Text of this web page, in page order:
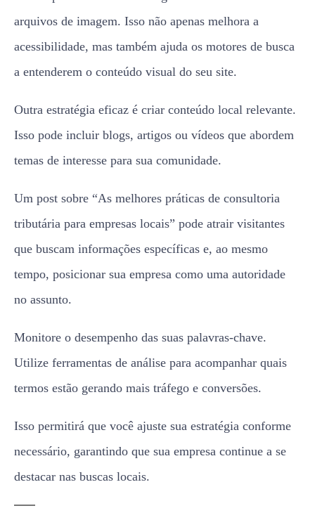
arquivos de imagem. Isso não apenas melhora a
acessibilidade, mas também ajuda os motores de busca
a entenderem o conteúdo visual do seu site.
Outra estratégia eficaz é criar conteúdo local relevante.
Isso pode incluir blogs, artigos ou vídeos que abordem
temas de interesse para sua comunidade.
Um post sobre “As melhores práticas de consultoria
tributária para empresas locais” pode atrair visitantes
que buscam informações específicas e, ao mesmo
tempo, posicionar sua empresa como uma autoridade
no assunto.
Monitore o desempenho das suas palavras-chave.
Utilize ferramentas de análise para acompanhar quais
termos estão gerando mais tráfego e conversões.
Isso permitirá que você ajuste sua estratégia conforme
necessário, garantindo que sua empresa continue a se
destacar nas buscas locais.